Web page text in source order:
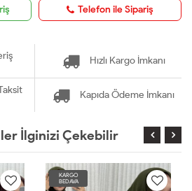
Telefon ile Sipariş
Hızlı Kargo İmkanı
Kapıda Ödeme İmkanı
İlginizi Çekebilir
KARGO
BEDAVA